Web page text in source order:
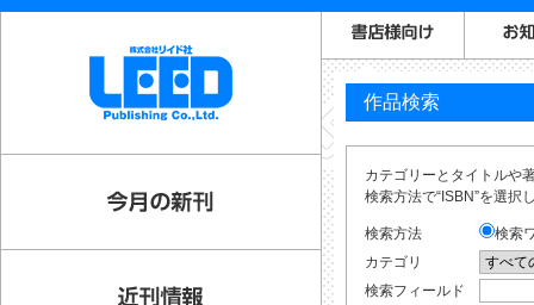
作品検索
カテゴリーとタイトルや
検索方法で“ISBN”を選択
検索方法
検索
カテゴリ
検索フィールド